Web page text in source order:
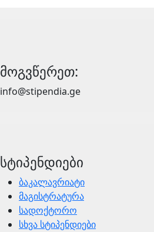
მოგვწერეთ:
info@stipendia.ge
სტიპენდიები
ბაკალავრიატი
მაგისტრატურა
სადოქტორო
სხვა სტიპენდიები